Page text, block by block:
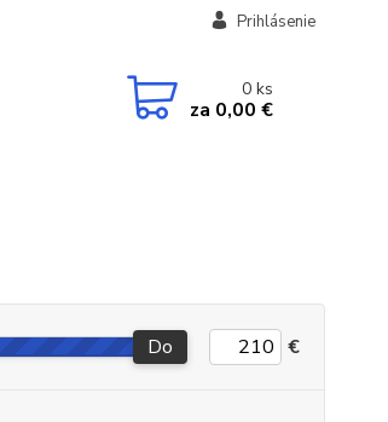
Prihlásenie
0ks
za 0,00 €
Do €